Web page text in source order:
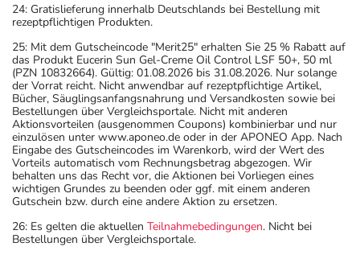
24: Gratislieferung innerhalb Deutschlands bei Bestellung mit
rezeptpflichtigen Produkten.
25: Mit dem Gutscheincode "Merit25" erhalten Sie 25 % Rabatt auf
das Produkt Eucerin Sun Gel-Creme Oil Control LSF 50+, 50 ml
(PZN 10832664). Gültig: 01.08.2026 bis 31.08.2026. Nur solange
der Vorrat reicht. Nicht anwendbar auf rezeptpflichtige Artikel,
Bücher, Säuglingsanfangsnahrung und Versandkosten sowie bei
Bestellungen über Vergleichsportale. Nicht mit anderen
Aktionsvorteilen (ausgenommen Coupons) kombinierbar und nur
einzulösen unter www.aponeo.de oder in der APONEO App. Nach
Eingabe des Gutscheincodes im Warenkorb, wird der Wert des
Vorteils automatisch vom Rechnungsbetrag abgezogen. Wir
behalten uns das Recht vor, die Aktionen bei Vorliegen eines
wichtigen Grundes zu beenden oder ggf. mit einem anderen
Gutschein bzw. durch eine andere Aktion zu ersetzen.
26: Es gelten die aktuellen Teilnahmebedingungen. Nicht bei
Bestellungen über Vergleichsportale.